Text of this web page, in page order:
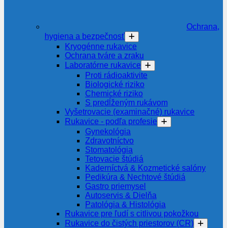
Ochrana,
hygiena a bezpečnosť
Kryogénne rukavice
Ochrana tváre a zraku
Laboratórne rukavice
Proti rádioaktivite
Biologické riziko
Chemické riziko
S predĺženým rukávom
Vyšetrovacie (examinačné) rukavice
Rukavice - podľa profesie
Gynekológia
Zdravotníctvo
Stomatológia
Tetovacie štúdiá
Kaderníctvá & Kozmetické salóny
Pedikúra & Nechtové štúdiá
Gastro priemysel
Autoservis & Dielňa
Patológia & Histológia
Rukavice pre ľudí s citlivou pokožkou
Rukavice do čistých priestorov (CR)